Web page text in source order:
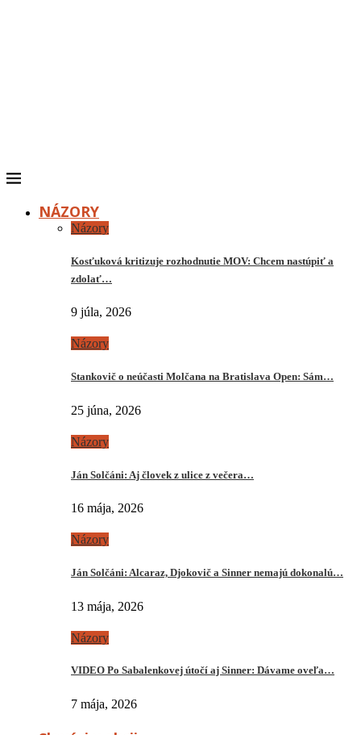
NÁZORY
Názory
Kosťuková kritizuje rozhodnutie MOV: Chcem nastúpiť a
zdolať…
9 júla, 2026
Názory
Stankovič o neúčasti Molčana na Bratislava Open: Sám…
25 júna, 2026
Názory
Ján Solčáni: Aj človek z ulice z večera…
16 mája, 2026
Názory
Ján Solčáni: Alcaraz, Djokovič a Sinner nemajú dokonalú…
13 mája, 2026
Názory
VIDEO Po Sabalenkovej útočí aj Sinner: Dávame oveľa…
7 mája, 2026